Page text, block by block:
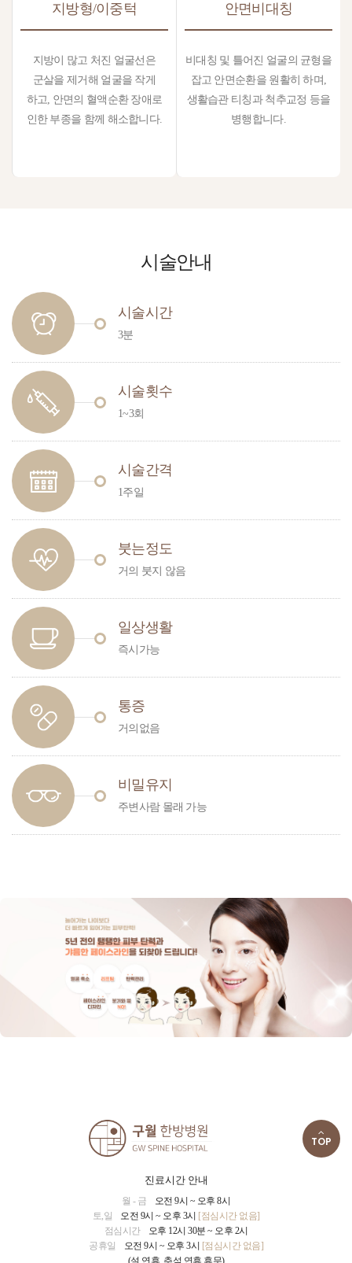
지방형/이중턱
지방이 많고 처진 얼굴선은
군살을 제거해 얼굴을 작게
하고, 안면의 혈액순환 장애로
인한 부종을 함께 해소합니다.
안면비대칭
비대칭 및 틀어진 얼굴의 균형을
잡고 안면순환을 원활히 하며,
생활습관 티칭과 척추교정 등을
병행합니다.
시술안내
시술시간
3분
시술횟수
1~3회
시술간격
1주일
붓는정도
거의 붓지 않음
일상생활
즉시가능
통증
거의없음
비밀유지
주변사람 몰래 가능
TOP
진료시간 안내
월 - 금
오전 9시 ~ 오후 8시
토,일
오전 9시 ~ 오후 3시
[점심시간 없음]
점심시간
오후 12시 30분 ~ 오후 2시
공휴일
오전 9시 ~ 오후 3시
[점심시간 없음]